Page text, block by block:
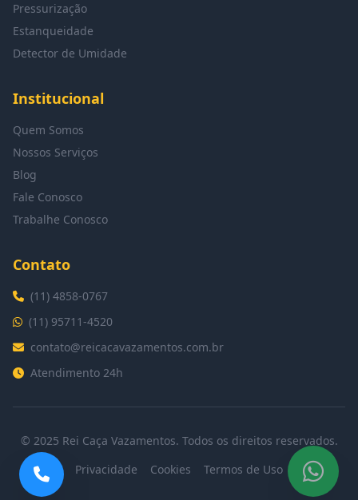
Pressurização
Estanqueidade
Detector de Umidade
Institucional
Quem Somos
Nossos Serviços
Blog
Fale Conosco
Trabalhe Conosco
Contato
(11) 4858-0767
(11) 95711-4520
contato@reicacavazamentos.com.br
Atendimento 24h
© 2025 Rei Caça Vazamentos. Todos os direitos reservados.
Privacidade
Cookies Termos de Uso